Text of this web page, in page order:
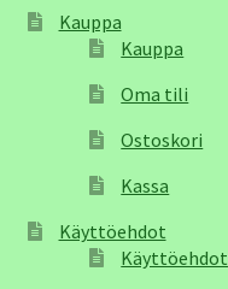
Kauppa
Kauppa
Oma tili
Ostoskori
Kassa
Käyttöehdot
Käyttöehdot